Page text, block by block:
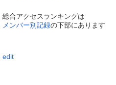
総合アクセスランキングは
メンバー別記録の下部にあります
edit